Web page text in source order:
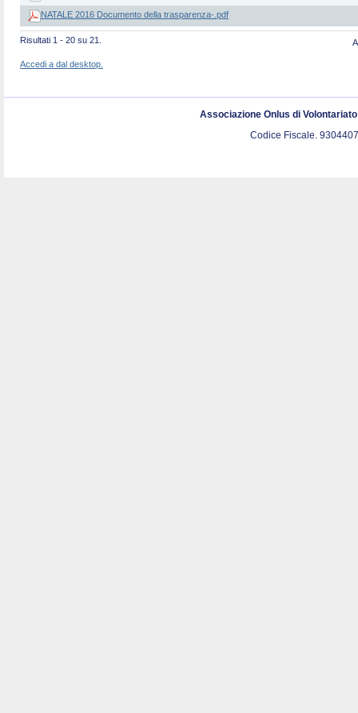
NATALE 2016 Documento della trasparenza-.pdf
Risultati 1 - 20 su 21.
Accedi a dal desktop.
Associazione Onlus di
Codice Fiscale.